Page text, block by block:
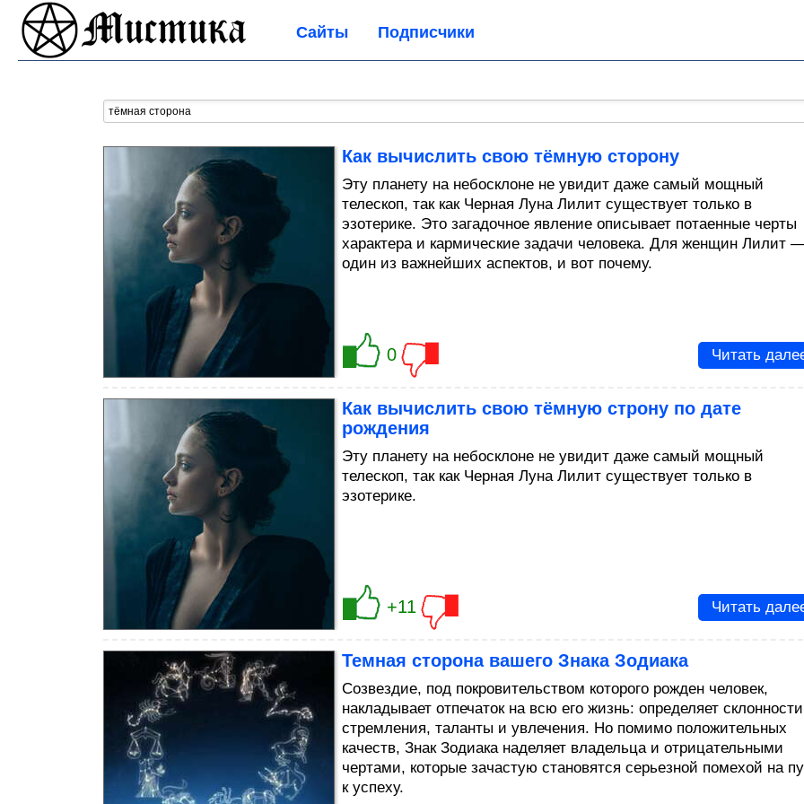
Сайты Подписчики
Как вычислить свою тёмную сторону
Эту планету на небосклоне не увидит даже самый мощный
телескоп, так как Черная Луна Лилит существует только в
эзотерике. Это загадочное явление описывает потаенные черты
характера и кармические задачи человека. Для женщин Лилит
один из важнейших аспектов, и вот почему.
0 Читать
Как вычислить свою тёмную строну по дате
рождения
Эту планету на небосклоне не увидит даже самый мощный
телескоп, так как Черная Луна Лилит существует только в
эзотерике.
+11 Читать
Темная сторона вашего Знака Зодиака
Созвездие, под покровительством которого рожден человек,
накладывает отпечаток на всю его жизнь: определяет
стремления, таланты и увлечения. Но помимо положительных
качеств, Знак Зодиака наделяет владельца и отрицательными
чертами, которые зачастую становятся серьезной помехой на
к успеху.